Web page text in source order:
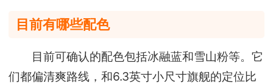
目前有哪些配色
目前可确认的配色包括冰融蓝和雪山粉等。它
们都偏清爽路线，和6.3英寸小尺寸旗舰的定位比